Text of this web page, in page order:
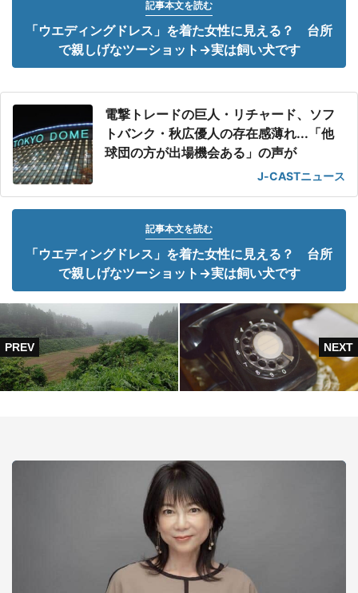
記事本文を読む
「ウエディングドレス」を着た女性に見える？ 台所
で親しげなツーショット→実は飼い犬です
電撃トレードの巨人・リチャード、ソフ
トバンク・秋広優人の存在感薄れ...「他
球団の方が出場機会ある」の声が
J-CASTニュース
記事本文を読む
「ウエディングドレス」を着た女性に見える？ 台所
で親しげなツーショット→実は飼い犬です